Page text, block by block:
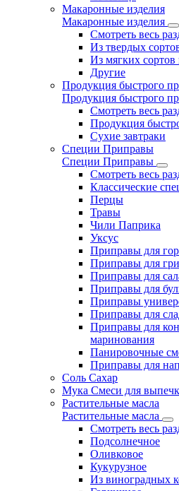
Макаронные изделия
Макаронные изделия
Смотреть весь
Из твердых
Из мягких
Другие
Продукция быстрого
Продукция быстрого
Смотреть весь
Продукция
Сухие завтраки
Специи Приправы
Специи Приправы
Смотреть весь
Классические
Перцы
Травы
Чили Паприка
Уксус
Приправы для
Приправы для
Приправы для
Приправы для
Приправы
Приправы для
Приправы для
маринования
Панировочные
Приправы для
Соль Сахар
Мука Смеси для
Растительные масла
Растительные масла
Смотреть весь
Подсолнечное
Оливковое
Кукурузное
Из виноградных